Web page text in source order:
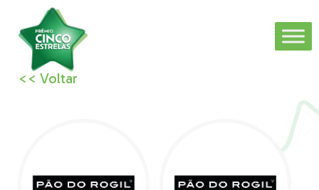
<< Voltar